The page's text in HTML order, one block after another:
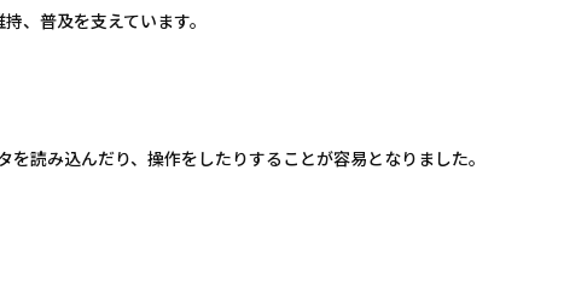
、普及を支えています。
読み込んだり、操作をしたりすることが容易となりました。